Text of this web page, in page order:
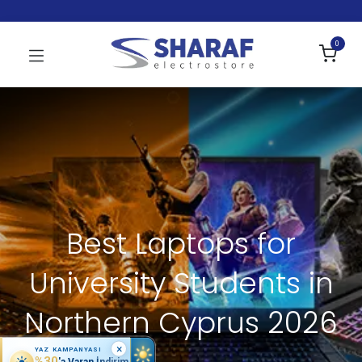
0
Best Laptops for
University Students in
Northern Cyprus 2026
YAZ KAMPANYASI ×